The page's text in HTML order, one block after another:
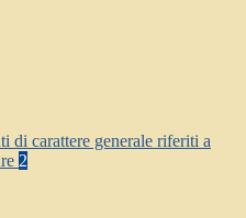
di carattere generale riferiti a
2